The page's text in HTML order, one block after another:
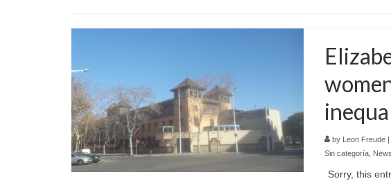
by Leon Freude|
Sin categoría,
Sorry, this